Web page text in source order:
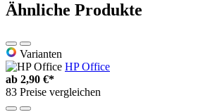
Ähnliche Produkte
Varianten
HP Office
ab 2,90 €*
83 Preise vergleichen